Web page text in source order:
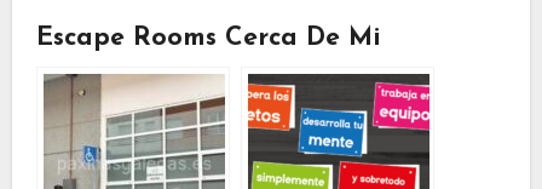
Escape Rooms Cerca De Mi